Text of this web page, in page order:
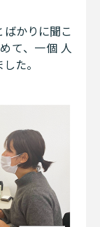
ばかりに聞こ
て、一個 人
た。